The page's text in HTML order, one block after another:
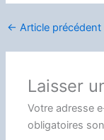
← Article précédent
Laisser
Votre adresse
obligatoires